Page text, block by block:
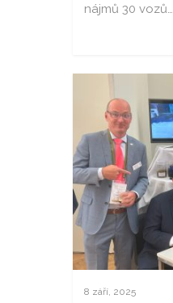
nájmů 30 vozů…
8 září, 2025